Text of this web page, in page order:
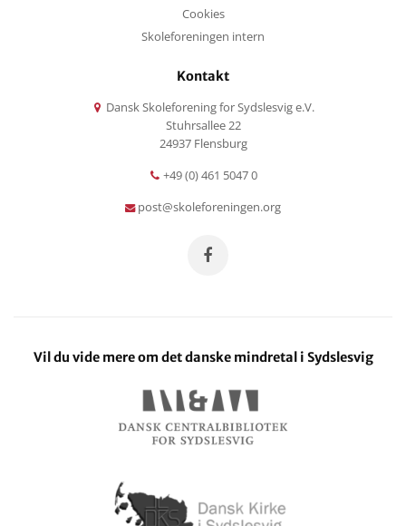
Cookies
Skoleforeningen intern
Kontakt
Dansk Skoleforening for Sydslesvig e.V.
Stuhrsallee 22
24937 Flensburg
+49 (0) 461 5047 0
post@skoleforeningen.org
Vil du vide mere om det danske mindretal i Sydslesvig